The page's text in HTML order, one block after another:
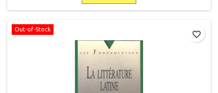
Out-of-Stock
favorite_border